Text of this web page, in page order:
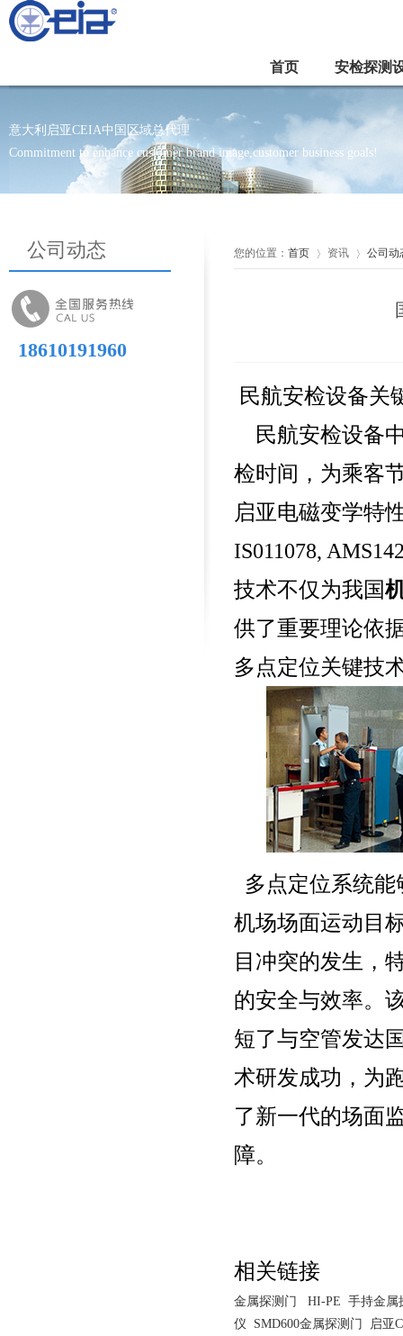
首页 安检探测
意大利启亚CEIA中国区域总代理
Commitment to enhance customer brand image,customer business goals!
公司动态
18610191960
您的位置： 首页 资讯 公司动
民航安检设备关
民航安检设备
检时间，为乘客
启亚电磁变学特
IS011078,
技术不仅为我国
供了重要理论依
多点定位关键技
多点定位系统
机场场面运动目
目冲突的发生，
的安全与效率。
短了与空管发达
术研发成功，为
了新一代的场面
障。
相关链接
金属探测门 HI-PE 手持金属
仪
SMD600金属探测门 启亚